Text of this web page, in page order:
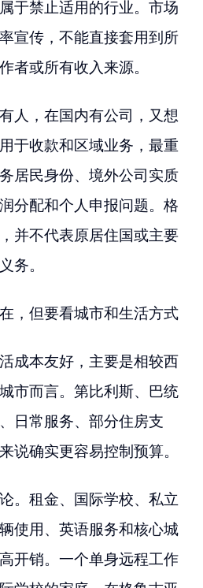
于禁止适用的行业。市场
宣传，不能直接套用到所
者或所有收入来源。
人，在国内有公司，又想
于收款和区域业务，最重
居民身份、境外公司实质
分配和个人申报问题。格
并不代表原居住国或主要
务。
，但要看城市和生活方式
成本友好，主要是相较西
市而言。第比利斯、巴统
日常服务、部分住房支
说确实更容易控制预算。
。租金、国际学校、私立
使用、英语服务和核心城
开销。一个单身远程工作